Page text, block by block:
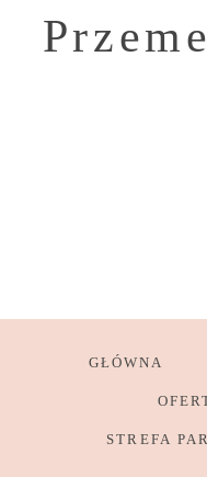
GŁÓWNA
STREFA PAR